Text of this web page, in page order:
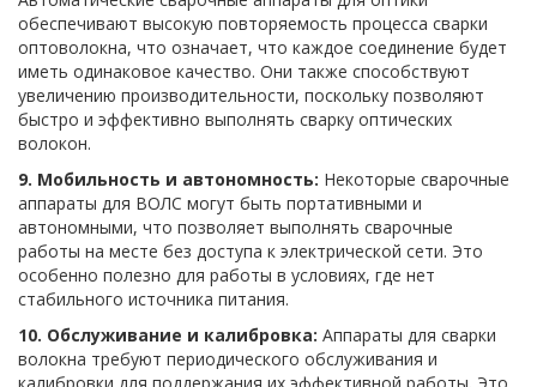
обеспечивают высокую повторяемость процесса сварки
оптоволокна, что означает, что каждое соединение будет
иметь одинаковое качество. Они также способствуют
увеличению производительности, поскольку позволяют
быстро и эффективно выполнять сварку оптических
волокон.
9. Мобильность и автономность: Некоторые сварочные
аппараты для ВОЛС могут быть портативными и
автономными, что позволяет выполнять сварочные
работы на месте без доступа к электрической сети. Это
особенно полезно для работы в условиях, где нет
стабильного источника питания.
10. Обслуживание и калибровка: Аппараты для сварки
волокна требуют периодического обслуживания и
калибровки для поддержания их эффективной работы. Это